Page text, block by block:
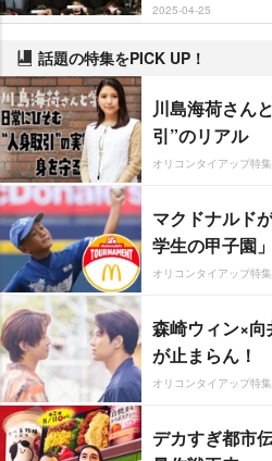
2025-04-25
話題の特集をPICK UP！
川島海荷さん
引”のリアル
オリコンタイアップ特集
マクドナルド
学生の甲子園」
オリコンタイアップ特集
森崎ウィン×
が止まらん！
オリコンタイアップ特集
デカすぎ都市